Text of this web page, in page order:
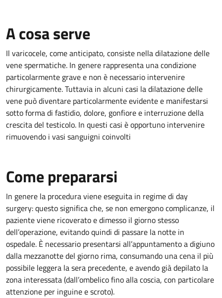
A cosa serve
Il varicocele, come anticipato, consiste nella dilatazione delle
vene spermatiche. In genere rappresenta una condizione
particolarmente grave e non è necessario intervenire
chirurgicamente. Tuttavia in alcuni casi la dilatazione delle
vene può diventare particolarmente evidente e manifestarsi
sotto forma di fastidio, dolore, gonfiore e interruzione della
crescita del testicolo. In questi casi è opportuno intervenire
rimuovendo i vasi sanguigni coinvolti
Come prepararsi
In genere la procedura viene eseguita in regime di day
surgery: questo significa che, se non emergono complicanze, il
paziente viene ricoverato e dimesso il giorno stesso
dell’operazione, evitando quindi di passare la notte in
ospedale. È necessario presentarsi all’appuntamento a digiuno
dalla mezzanotte del giorno rima, consumando una cena il più
possibile leggera la sera precedente, e avendo già depilato la
zona interessata (dall’ombelico fino alla coscia, con particolare
attenzione per inguine e scroto).